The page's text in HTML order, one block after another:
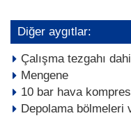
Diğer aygıtlar:
Çalışma tezgahı
Mengene
10 bar hava
Depolama bölmeleri